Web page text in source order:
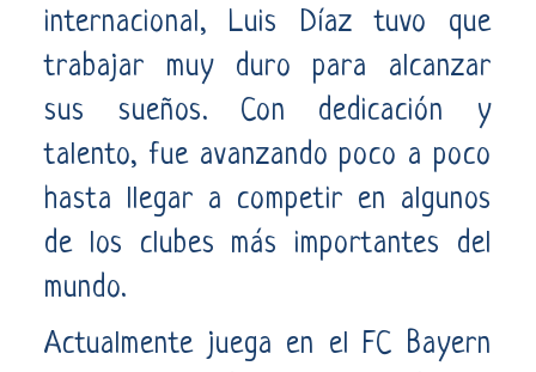
internacional, Luis Díaz tuvo que
trabajar muy duro para alcanzar
sus sueños. Con dedicación y
talento, fue avanzando poco a poco
hasta llegar a competir en algunos
de los clubes más importantes del
mundo.
Actualmente juega en el FC Bayern